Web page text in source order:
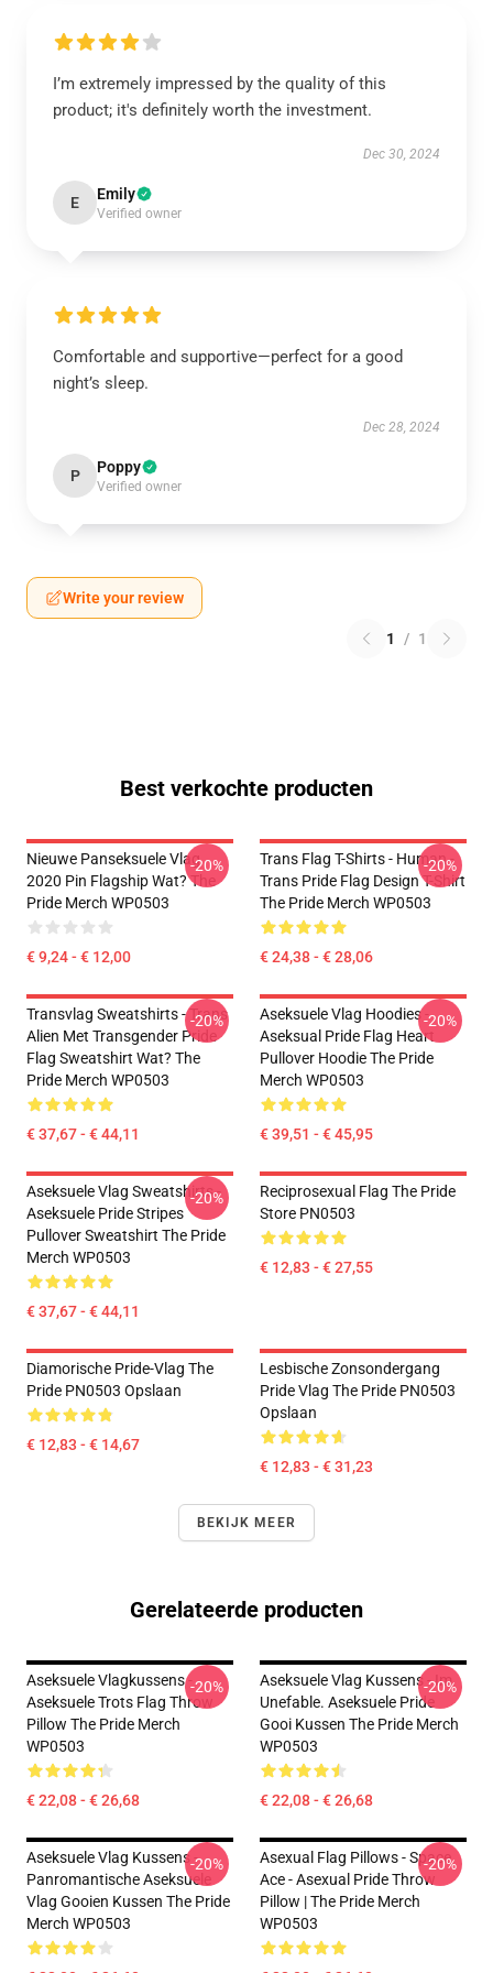
I’m extremely impressed by the quality of this
product; it's definitely worth the investment.
Dec 30, 2024
E Emily
Verified owner
Comfortable and supportive—perfect for a good
night’s sleep.
Dec 28, 2024
P Poppy
Verified owner
Write your review
1 / 1
Best verkochte producten
Nieuwe Panseksuele Vlag
2020 Pin Flagship Wat? The
Pride Merch WP0503
€ 9,24 - € 12,00
-20%
Trans Flag T-Shirts - Human -
Trans Pride Flag Design T-Shirt
The Pride Merch WP0503
€ 24,38 - € 28,06
-20%
Transvlag Sweatshirts - Trans
Alien Met Transgender Pride
Flag Sweatshirt Wat? The
Pride Merch WP0503
€ 37,67 - € 44,11
-20%
Aseksuele Vlag Hoodies -
Aseksual Pride Flag Heart
Pullover Hoodie The Pride
Merch WP0503
€ 39,51 - € 45,95
-20%
Aseksuele Vlag Sweatshirts -
Aseksuele Pride Stripes
Pullover Sweatshirt The Pride
Merch WP0503
€ 37,67 - € 44,11
-20%
Reciprosexual Flag The Pride
Store PN0503
€ 12,83 - € 27,55
Diamorische Pride-Vlag The
Pride PN0503 Opslaan
€ 12,83 - € 14,67
Lesbische Zonsondergang
Pride Vlag The Pride PN0503
Opslaan
€ 12,83 - € 31,23
BEKIJK MEER
Gerelateerde producten
Aseksuele Vlagkussens -
Aseksuele Trots Flag Throw
Pillow The Pride Merch
WP0503
€ 22,08 - € 26,68
-20%
Aseksuele Vlag Kussens - Im
Unefable. Aseksuele Pride
Gooi Kussen The Pride Merch
WP0503
€ 22,08 - € 26,68
-20%
Aseksuele Vlag Kussens -
Panromantische Aseksuele
Vlag Gooien Kussen The Pride
Merch WP0503
-20%
Asexual Flag Pillows - Space
Ace - Asexual Pride Throw
Pillow | The Pride Merch
WP0503
-20%